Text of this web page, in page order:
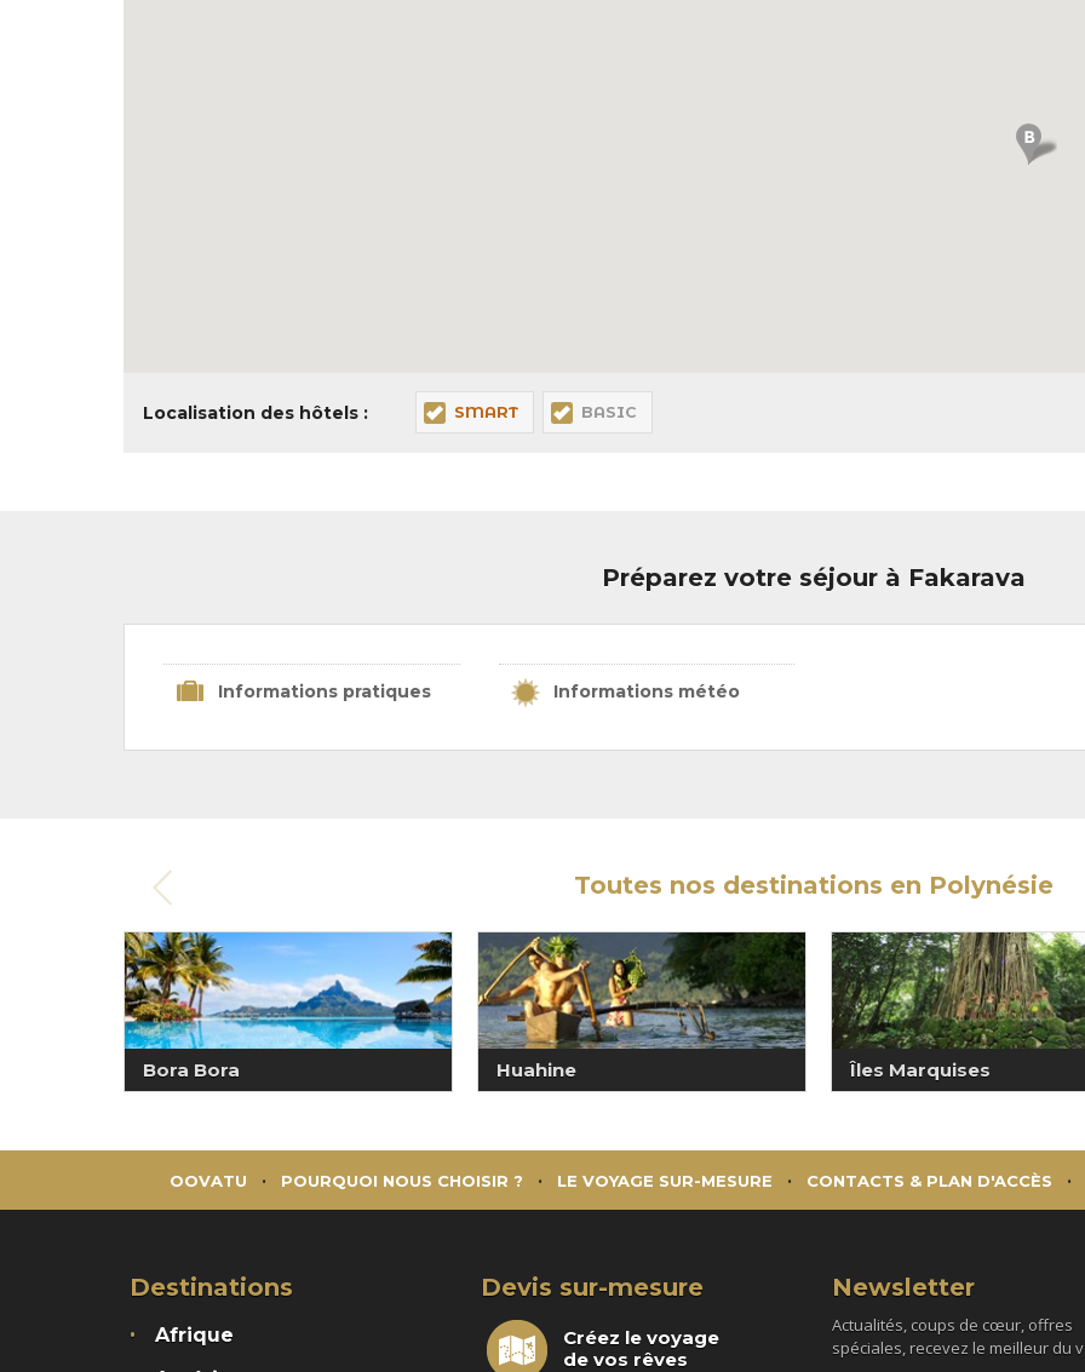
Localisation des hôtels : SMART BASIC
Préparez votre séjour à Fakarava
Informations pratiques Informations météo
Toutes nos destinations en Polynésie
Bora Bora Huahine Îles Marquises
OOVATU POURQUOI NOUS CHOISIR ? LE VOYAGE SUR-MESURE CONTACTS & PLAN D'ACCÈS
Destinations
Afrique
Devis sur-mesure
Créez le voyage
de vos rêves
Newsletter
Actualités, coups de cœur, offres
spéciales, recevez le meilleur du